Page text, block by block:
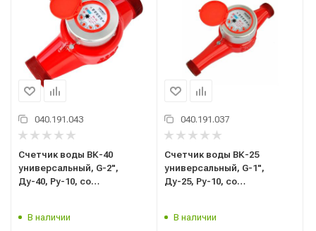
040.191.043
Счетчик воды ВК-40
универсальный, G-2",
Ду-40, Ру-10, со
Петербург
В наличии
040.191.037
Счетчик воды ВК-25
универсальный, G-1",
Ду-25, Ру-10, со
Петербург
В наличии